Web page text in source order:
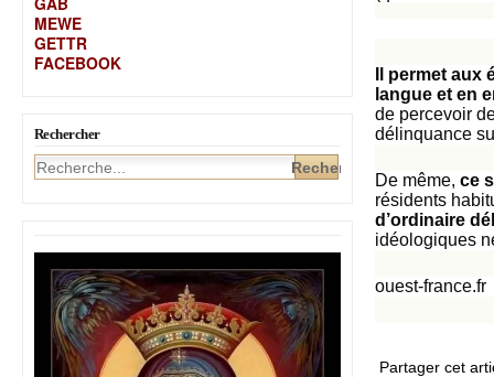
MEWE
GETTR
FACEBOOK
Rechercher
Il permet
langue et en
de percevoir
délinquance
De même, ce
résidents
d’ordinaire
idéologiques
ouest-france.fr
Partager cet